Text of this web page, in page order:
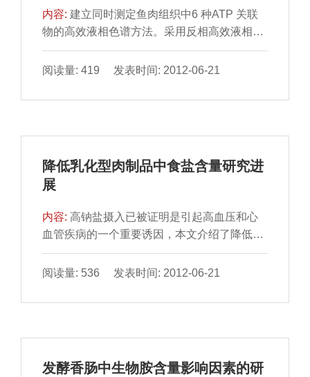
内容:建立同时测定鱼肉组织中6 种ATP 关联
物的高效液相色谱方法。采用反相高效液相色
谱分离模式，使用Sepax Bio-C18(250mm ×
4.6mm，5μm，200A。)色谱柱，以60mmol/L
冲液(pH6.68)为流动相等比洗脱，流速
16nm。6 种组分在20min 内基线分离，平均加
为1～400mg/L，检出限在15～40μ
阅读量: 419 发表时间: 2012-06-21
降低乳化型肉制品中食盐含量研究进
展
内容:高钠盐摄入已被证明是引起高血压和心
血管疾病的一个重要诱因，本文介绍了降低乳
化型肉制品中食盐含量的必要性。从食盐的钠
替代、风味提升物质降低食盐含量、优化配方
方面阐述了降低乳化型肉制品中食盐含量研究
制品提供参考。
阅读量: 536 发表时间: 2012-06-21
发酵香肠中生物胺含量影响因素的研